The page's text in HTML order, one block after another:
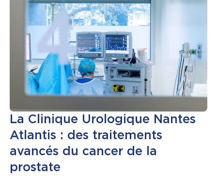
La Clinique Urologique Nantes
Atlantis : des traitements
avancés du cancer de la
prostate